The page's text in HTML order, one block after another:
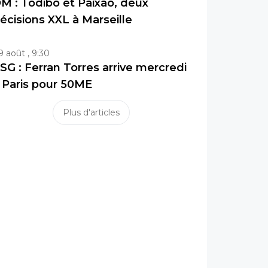
: Todibo et Paixao, deux
XXL à Marseille
août , 9:30
: Ferran Torres arrive mercredi
Paris pour 50ME
Plus d'articles